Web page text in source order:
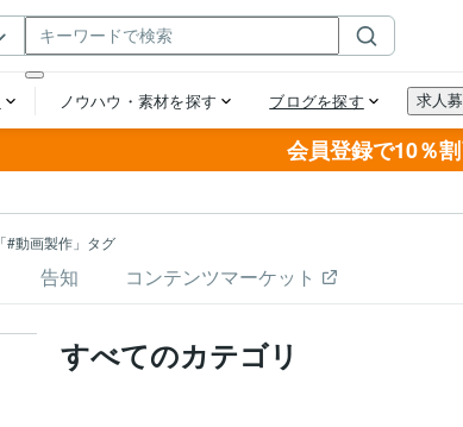
会員登録で10％
「#動画製作」タグ
告知 コンテンツマーケット
すべてのカテゴリ